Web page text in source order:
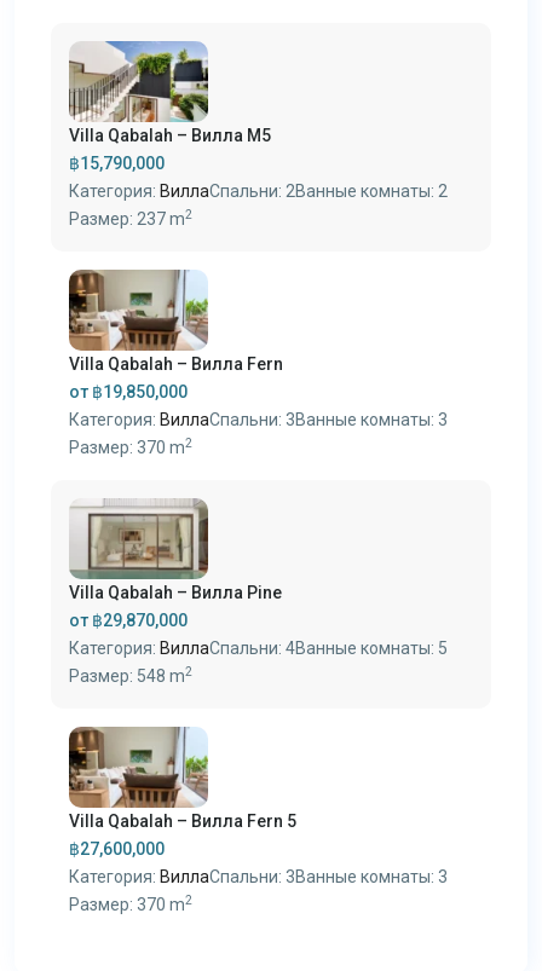
Villa Qabalah – Вилла M5
฿15,790,000
Категория: ВиллаСпальни: 2Ванные комнаты: 2
Размер: 237 m2
Villa Qabalah – Вилла Fern
от ฿19,850,000
Категория: ВиллаСпальни: 3Ванные комнаты: 3
Размер: 370 m2
Villa Qabalah – Вилла Pine
от ฿29,870,000
Категория: ВиллаСпальни: 4Ванные комнаты: 5
Размер: 548 m2
Villa Qabalah – Вилла Fern 5
฿27,600,000
Категория: ВиллаСпальни: 3Ванные комнаты: 3
Размер: 370 m2